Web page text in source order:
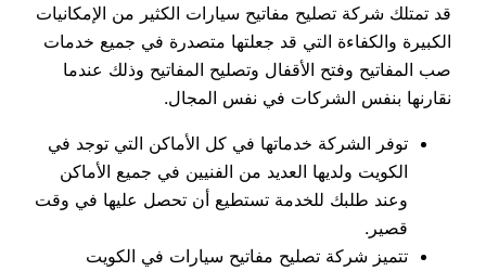
قد تمتلك شركة تصليح مفاتيح سيارات الكثير من الإمكانيات
الكبيرة والكفاءة التي قد جعلتها متصدرة في جميع خدمات
صب المفاتيح وفتح الأقفال وتصليح المفاتيح وذلك عندما
نقارنها بنفس الشركات في نفس المجال.
توفر الشركة خدماتها في كل الأماكن التي توجد في
الكويت ولديها العديد من الفنيين في جميع الأماكن
وعند طلبك للخدمة تستطيع أن تحصل عليها في وقت
قصير.
تتميز شركة تصليح مفاتيح سيارات في الكويت